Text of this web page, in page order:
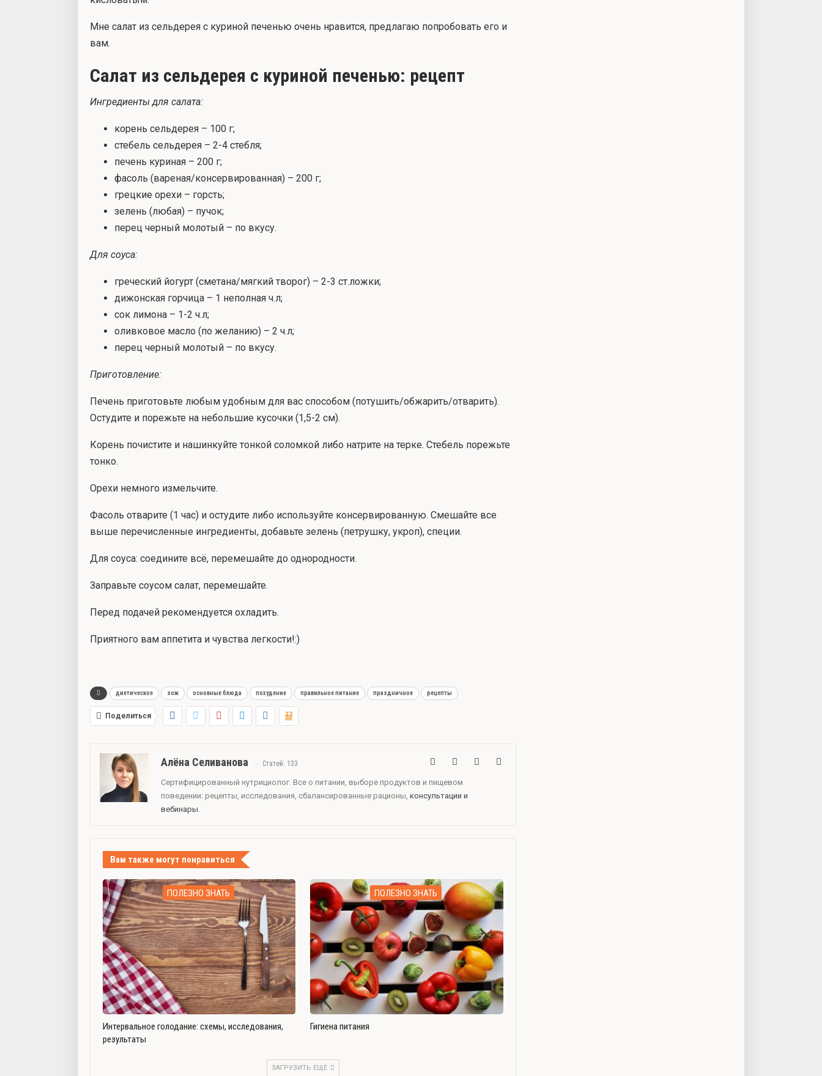
Мне салат из сельдерея с куриной печенью очень нравится, предлагаю попробовать его и
вам.
Салат из сельдерея с куриной печенью: рецепт
Ингредиенты для салата:
корень сельдерея – 100 г;
стебель сельдерея – 2-4 стебля;
печень куриная – 200 г;
фасоль (вареная/консервированная) – 200 г;
грецкие орехи – горсть;
зелень (любая) – пучок;
перец черный молотый – по вкусу.
Для соуса:
греческий йогурт (сметана/мягкий творог) – 2-3 ст.ложки;
дижонская горчица – 1 неполная ч.л;
сок лимона – 1-2 ч.л;
оливковое масло (по желанию) – 2 ч.л;
перец черный молотый – по вкусу.
Приготовление:
Печень приготовьте любым удобным для вас способом (потушить/обжарить/отварить).
Остудите и порежьте на небольшие кусочки (1,5-2 см).
Корень почистите и нашинкуйте тонкой соломкой либо натрите на терке. Стебель порежьте
тонко.
Орехи немного измельчите.
Фасоль отварите (1 час) и остудите либо используйте консервированную. Смешайте все
выше перечисленные ингредиенты, добавьте зелень (петрушку, укроп), специи.
Для соуса: соедините всё, перемешайте до однородности.
Заправьте соусом салат, перемешайте.
Перед подачей рекомендуется охладить.
Приятного вам аппетита и чувства легкости!:)
диетическое зож основные блюда похудение правильное питание праздничное рецепты
Поделиться
Алёна Селиванова Статей: 133
Сертифицированный нутрициолог. Все о питании, выборе продуктов и пищевом
поведении: рецепты, исследования, сбалансированные рационы, консультации и
вебинары.
Вам также могут понравиться
ПОЛЕЗНО ЗНАТЬ
Интервальное голодание: схемы, исследования,
результаты
ПОЛЕЗНО ЗНАТЬ
Гигиена питания
ЗАГРУЗИТЬ ЕЩЕ